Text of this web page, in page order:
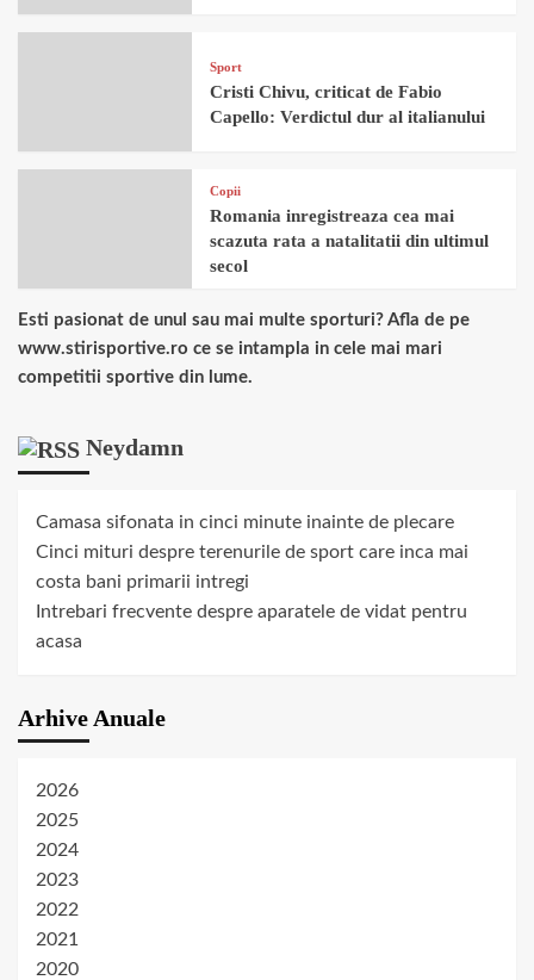
Sport
Cristi Chivu, criticat de Fabio
Capello: Verdictul dur al italianului
Copii
Romania inregistreaza cea mai
scazuta rata a natalitatii din ultimul
secol
Esti pasionat de unul sau mai multe sporturi? Afla de pe
www.stirisportive.ro ce se intampla in cele mai mari
competitii sportive din lume.
Neydamn
Camasa sifonata in cinci minute inainte de plecare
Cinci mituri despre terenurile de sport care inca mai
costa bani primarii intregi
Intrebari frecvente despre aparatele de vidat pentru
acasa
Arhive Anuale
2026
2025
2024
2023
2022
2021
2020